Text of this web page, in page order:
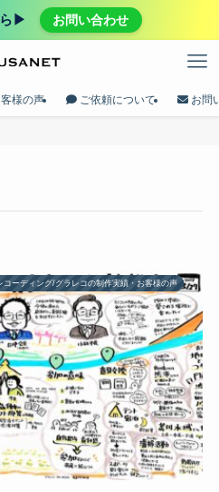
ら▶︎ お問い合わせ
様の声 ご依頼について お問
コーディング/グラレコの制作実績・お客様の声